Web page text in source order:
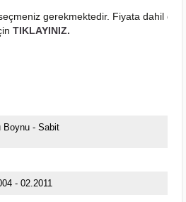
gerekmektedir. Fiyata dahil
TIKLAYINIZ.
Boynu - Sabit
- 02.2011